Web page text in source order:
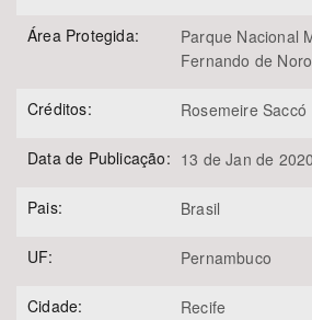
Área Protegida
Área Protegida:
Parque Nacional
Fernando de
Créditos: Rosemeire Saccó
Data de Publicação: 13 de Jan de 2020
Pais: Brasil
UF: Pernambuco
Cidade: Recife